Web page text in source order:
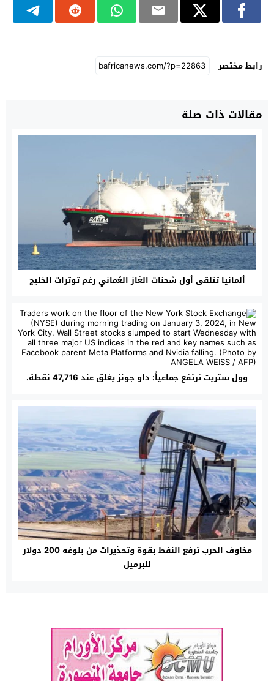
رابط مختصر
مقالات ذات صلة
ألمانيا تتلقى أول شحنات الغاز العُماني رغم توترات الخليج
وول ستريت ترتفع جماعياً: داو جونز يغلق عند 47,716 نقطة.
مخاوف الحرب ترفع النفط بقوة وتحذيرات من بلوغه 200 دولار
للبرميل